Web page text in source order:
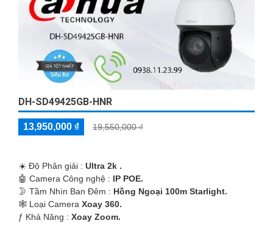
DH-SD49425GB-HNR
13,950,000 ₫ 19,550,000 ₫
☀️ Độ Phân giải : Ultra 2k .
🤖️ Camera Công nghệ : IP POE.
🌛 Tầm Nhìn Ban Đêm : Hồng Ngoại 100m Starlight.
🕸️ Loại Camera Xoay 360.
️ƒ Khả Năng : Xoay Zoom.